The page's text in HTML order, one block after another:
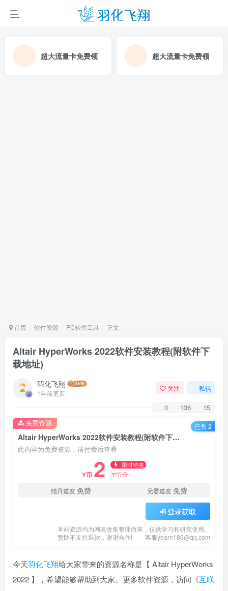
超大流量卡免费领 超大流量卡免费领
首页 软件资源 PC软件工具 正文
Altair HyperWorks 2022软件安装教程(附软件下
载地址)
羽化飞翔
1年前更新
关注 私信
0 136 15
Altair HyperWorks 2022软件安装教程(附软件下载地址)
此内容为免费资源，请付费后查看
Y币 2 限时特惠
Y币5
结丹道友免费 元婴道友免费
登录获取
本站资源均为网友收集整理而来，仅供学习和研究使用。
赞助不支持退款，谢谢合作!
客服yearn186@qq.com
免费资源 已售 2
今天羽化飞翔给大家带来的资源名称是【 Altair HyperWorks
2022 】，希望能够帮助到大家。更多软件资源，访问《互联